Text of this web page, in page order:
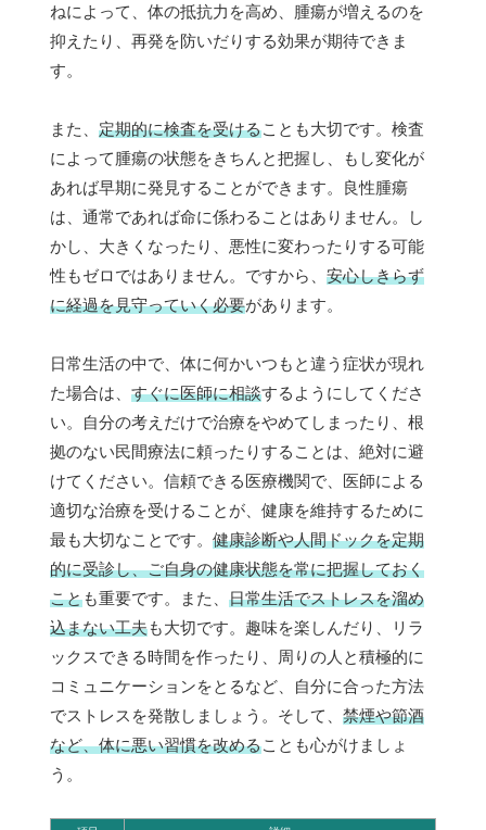
ねによって、体の抵抗力を高め、腫瘍が増えるのを
抑えたり、再発を防いだりする効果が期待できま
す。
また、 定期的に検査を受けることも大切です。検査
によって腫瘍の状態をきちんと把握し、もし変化が
あれば早期に発見することができます。良性腫瘍
は、通常であれば命に係わることはありません。し
かし、大きくなったり、悪性に変わったりする可能
性もゼロではありません。ですから、 安心しきらず
に経過を見守っていく必要があります。
日常生活の中で、体に何かいつもと違う症状が現れ
た場合は、 すぐに医師に相談するようにしてくださ
い。自分の考えだけで治療をやめてしまったり、根
拠のない民間療法に頼ったりすることは、絶対に避
けてください。信頼できる医療機関で、医師による
適切な治療を受けることが、健康を維持するために
最も大切なことです。 健康診断や人間ドックを定期
的に受診し、ご自身の健康状態を常に把握しておく
ことも重要です。また、 日常生活でストレスを溜め
込まない工夫も大切です。趣味を楽しんだり、リラ
ックスできる時間を作ったり、周りの人と積極的に
コミュニケーションをとるなど、自分に合った方法
でストレスを発散しましょう。そして、 禁煙や節酒
など、体に悪い習慣を改めることも心がけましょ
う。